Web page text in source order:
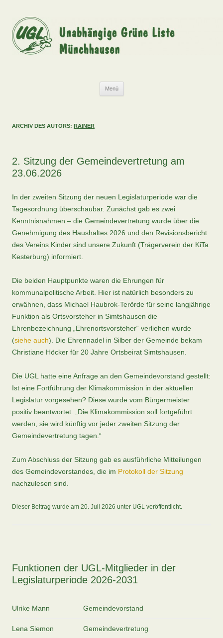
springen
Menü
ARCHIV DES AUTORS: RAINER
2. Sitzung der Gemeindevertretung am
23.06.2026
In der zweiten Sitzung der neuen Legislaturperiode war die
Tagesordnung überschaubar. Zunächst gab es zwei
Kenntnisnahmen – die Gemeindevertretung wurde über die
Genehmigung des Haushaltes 2026 und den Revisionsbericht
des Vereins Kinder sind unsere Zukunft (Trägerverein der KiTa
Kesterburg) informiert.
Die beiden Hauptpunkte waren die Ehrungen für
kommunalpolitische Arbeit. Hier ist natürlich besonders zu
erwähnen, dass Michael Haubrok-Terörde für seine langjährige
Funktion als Ortsvorsteher in Simtshausen die
Ehrenbezeichnung „Ehrenortsvorsteher“ verliehen wurde
(siehe auch). Die Ehrennadel in Silber der Gemeinde bekam
Christiane Höcker für 20 Jahre Ortsbeirat Simtshausen.
Die UGL hatte eine Anfrage an den Gemeindevorstand gestellt:
Ist eine Fortführung der Klimakommission in der aktuellen
Legislatur vorgesehen? Diese wurde vom Bürgermeister
positiv beantwortet: „Die Klimakommission soll fortgeführt
werden, sie wird künftig vor jeder zweiten Sitzung der
Gemeindevertretung tagen.“
Zum Abschluss der Sitzung gab es ausführliche Mitteilungen
des Gemeindevorstandes, die im Protokoll der Sitzung
nachzulesen sind.
Dieser Beitrag wurde am 20. Juli 2026 unter UGL veröffentlicht.
Funktionen der UGL-Mitglieder in der
Legislaturperiode 2026-2031
Ulrike Mann Gemeindevorstand
Lena Siemon
Gemeindevertretung